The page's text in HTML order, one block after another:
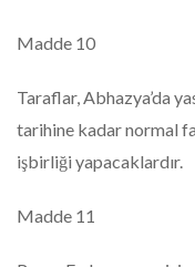
Madde 10
Taraflar, Abhazya’da
tarihine kadar normal
işbirliği yapacaklardır.
Madde 11